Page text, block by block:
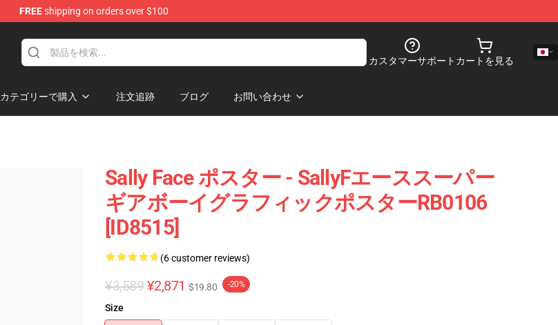
FREEshipping on orders over $100
カスタマーサポート カートを見る
カテゴリーで購入 注文追跡 ブログ お問い合わせ
Sally Face ポスター - SallyFエーススーパー
ギアボーイグラフィックポスターRB0106
[ID8515]
(6 customer reviews)
¥3,589 ¥2,871 $19.80 -20%
Size